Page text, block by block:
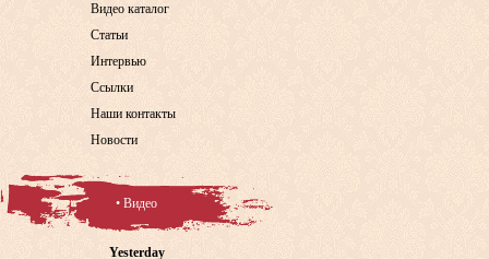
Видео каталог
Статьи
Интервью
Ссылки
Наши контакты
Новости
• Видео
Yesterday